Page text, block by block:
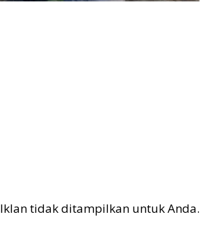
Iklan tidak ditampilkan untuk Anda.